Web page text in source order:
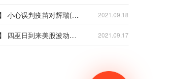
【美股天天说】 小心误判疫苗对辉瑞(PFE)股价的影响 这是劣势？或许也会是很大优势 2021.09.18
【美股天天说】 四巫日到来美股波动恐将放大 ARK持续减仓 特斯拉(TSLA)长期仍看好但短期目标在哪？ 2021.09.17